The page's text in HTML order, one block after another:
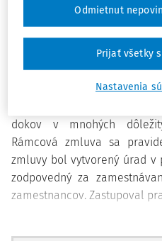
roku 1896 a 1899. NTF je
V 70. rokoch sťažovatelia
zmluvu s Konfederáciou
najväčšou organizáciou
Nórskym združením
dokov v mnohých
Rámcová zmluva sa
zmluvy bol vytvorený úrad v
zodpovedný za
zamestnancov. Zastupoval
Nastavenia
Odmietnut
Prijať všetky